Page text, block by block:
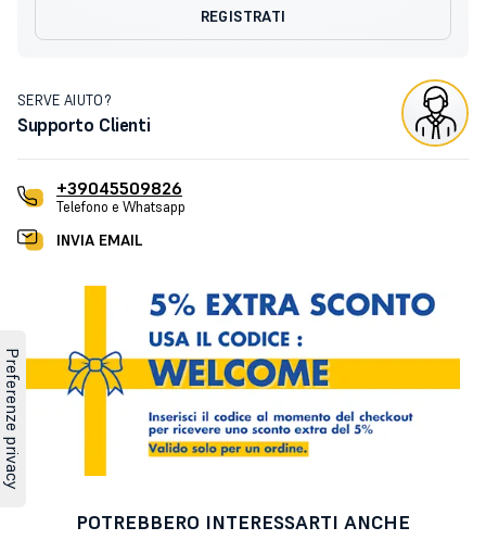
REGISTRATI
SERVE AIUTO?
Supporto Clienti
+39045509826
Telefono e Whatsapp
INVIA EMAIL
POTREBBERO INTERESSARTI ANCHE